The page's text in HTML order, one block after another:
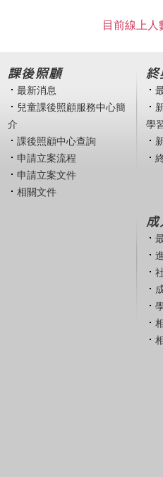
目前線上
課後照顧
最新消息
兒童課後照顧服務中心簡
介
課後照顧中心查詢
申請立案流程
申請立案文件
相關文件
終
學